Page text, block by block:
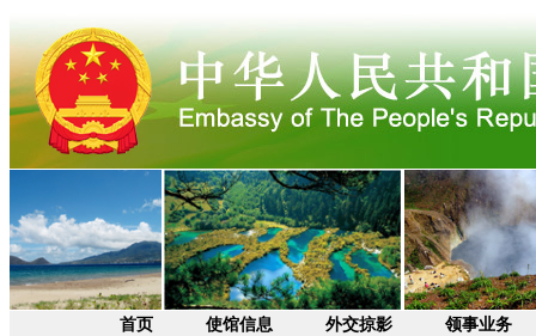
首页 使馆信息 外交掠影 领事业务